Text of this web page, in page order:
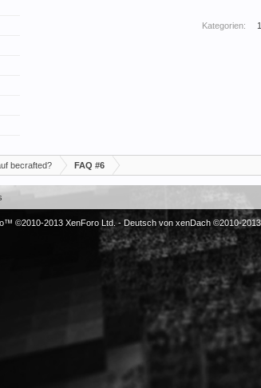
Kategorien:
becrafted? FAQ #6
©2010-2013 XenForo Ltd.- Deutsch von xenDach ©2010-2013